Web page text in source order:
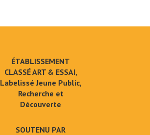
ÉTABLISSEMENT
CLASSÉ ART & ESSAI,
Labelissé Jeune Public,
Recherche et
Découverte
SOUTENU PAR